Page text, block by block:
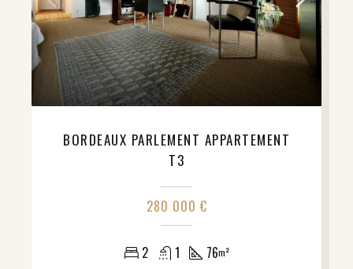
BORDEAUX PARLEMENT APPARTEMENT
T3
280 000 €
2 1 76m²